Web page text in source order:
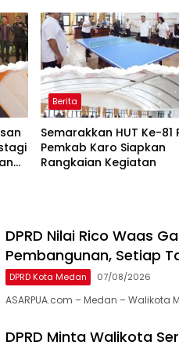
Berita
Semarakkan HUT Ke-81
Pemkab Karo Siapkan
Rangkaian Kegiatan
DPRD Nilai Rico Waas
Pembangunan, Setiap
DPRD Kota Medan 07/08/2026
ASARPUA.com – Medan – Walikota
DPRD Minta Walikota